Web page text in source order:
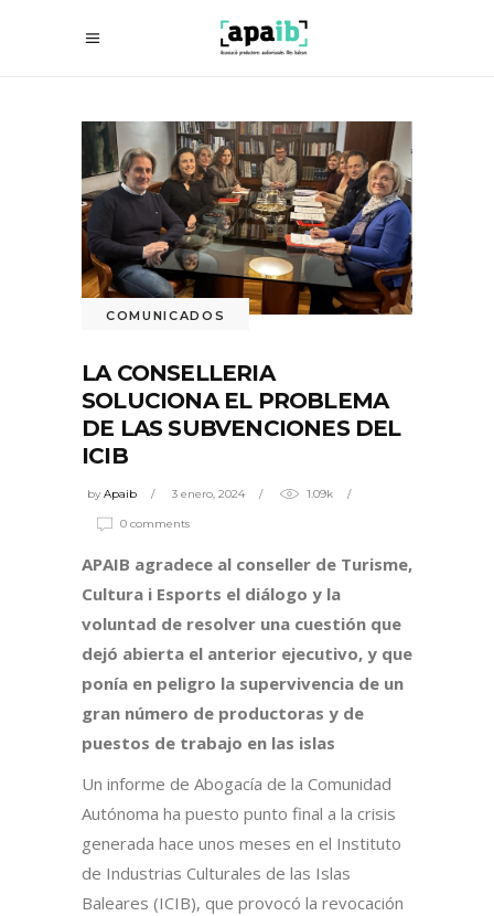
COMUNICADOS
LA CONSELLERIA
SOLUCIONA EL PROBLEMA
DE LAS SUBVENCIONES DEL
ICIB
byApaib 3 enero, 2024 1.09k
0 comments
APAIB agradece al conseller de Turisme,
Cultura i Esports el diálogo y la
voluntad de resolver una cuestión que
dejó abierta el anterior ejecutivo, y que
ponía en peligro la supervivencia de un
gran número de productoras y de
puestos de trabajo en las islas
Un informe de Abogacía de la Comunidad
Autónoma ha puesto punto final a la crisis
generada hace unos meses en el Instituto
de Industrias Culturales de las Islas
Baleares (ICIB), que provocó la revocación